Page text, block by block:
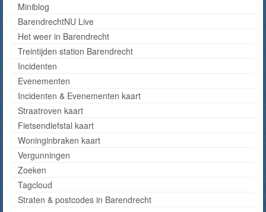
Miniblog
BarendrechtNU Live
Het weer in Barendrecht
Treintijden station Barendrecht
Incidenten
Evenementen
Incidenten & Evenementen kaart
Straatroven kaart
Fietsendiefstal kaart
Woninginbraken kaart
Vergunningen
Zoeken
Tagcloud
Straten & postcodes in Barendrecht